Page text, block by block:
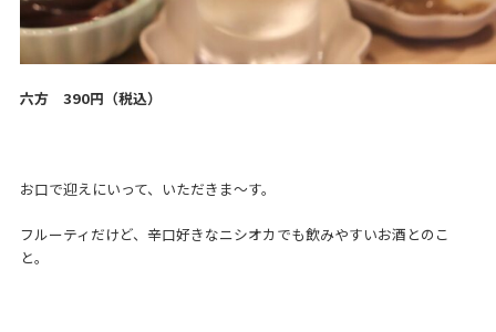
六方 390円（税込）
お口で迎えにいって、いただきま～す。
フルーティだけど、辛口好きなニシオカでも飲みやすいお酒とのこ
と。